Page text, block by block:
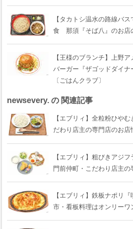
【タカトシ温水の路線バ
食 那須『そば八』のお店
【王様のブランチ】上野
バーガー『ザゴッドダイ
〔ごはんクラブ〕
newsevery. の 関連記事
【エブリィ】全粒粉ひや
だわり店主の専門店のお店
【エブリィ】粗びきアジ
門前仲町・こだわり店主
【エブリィ】鉄板ナポリ
市・看板料理はオンリー